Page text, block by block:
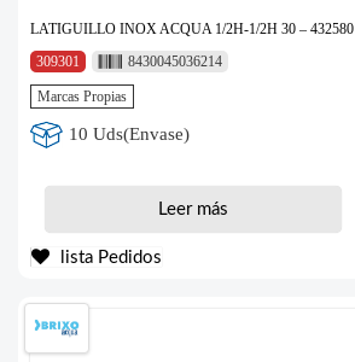
LATIGUILLO INOX ACQUA 1/2H-1/2H 30 – 432580
309301
8430045036214
Marcas Propias
10 Uds(Envase)
Leer más
lista Pedidos